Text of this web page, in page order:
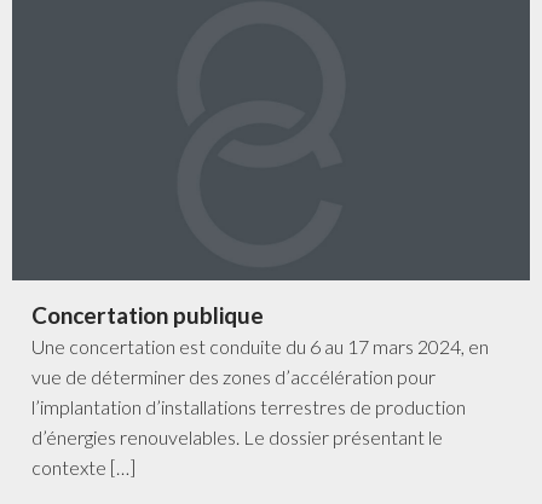
Concertation publique
Une concertation est conduite du 6 au 17 mars 2024, en
vue de déterminer des zones d’accélération pour
l’implantation d’installations terrestres de production
d’énergies renouvelables. Le dossier présentant le
contexte […]